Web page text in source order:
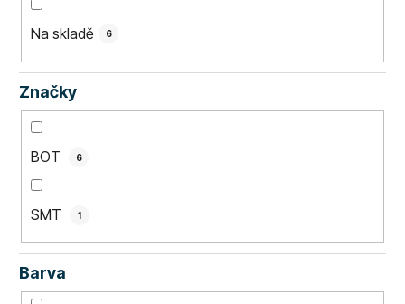
Na skladě 6
Značky
BOT 6
SMT 1
Barva